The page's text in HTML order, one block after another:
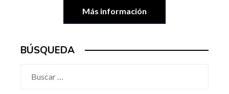
Más información
BÚSQUEDA